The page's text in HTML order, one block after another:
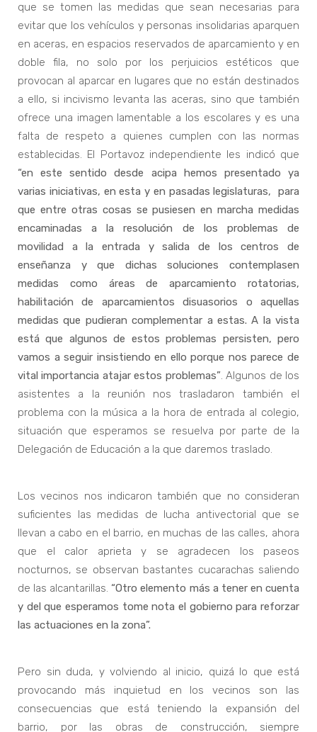
que se tomen las medidas que sean necesarias para
evitar que los vehículos y personas insolidarias aparquen
en aceras, en espacios reservados de aparcamiento y en
doble fila, no solo por los perjuicios estéticos que
provocan al aparcar en lugares que no están destinados
a ello, si incivismo levanta las aceras, sino que también
ofrece una imagen lamentable a los escolares y es una
falta de respeto a quienes cumplen con las normas
establecidas. El Portavoz independiente les indicó que
“en este sentido desde acipa hemos presentado ya
varias iniciativas, en esta y en pasadas legislaturas, para
que entre otras cosas se pusiesen en marcha medidas
encaminadas a la resolución de los problemas de
movilidad a la entrada y salida de los centros de
enseñanza y que dichas soluciones contemplasen
medidas como áreas de aparcamiento rotatorias,
habilitación de aparcamientos disuasorios o aquellas
medidas que pudieran complementar a estas. A la vista
está que algunos de estos problemas persisten, pero
vamos a seguir insistiendo en ello porque nos parece de
vital importancia atajar estos problemas”. Algunos de los
asistentes a la reunión nos trasladaron también el
problema con la música a la hora de entrada al colegio,
situación que esperamos se resuelva por parte de la
Delegación de Educación a la que daremos traslado.
Los vecinos nos indicaron también que no consideran
suficientes las medidas de lucha antivectorial que se
llevan a cabo en el barrio, en muchas de las calles, ahora
que el calor aprieta y se agradecen los paseos
nocturnos, se observan bastantes cucarachas saliendo
de las alcantarillas. “Otro elemento más a tener en cuenta
y del que esperamos tome nota el gobierno para reforzar
las actuaciones en la zona”.
Pero sin duda, y volviendo al inicio, quizá lo que está
provocando más inquietud en los vecinos son las
consecuencias que está teniendo la expansión del
barrio, por las obras de construcción, siempre